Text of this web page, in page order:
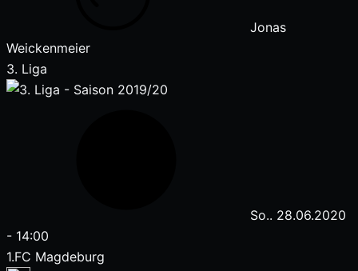
Jonas
Weickenmeier
3. Liga
So.. 28.06.2020
- 14:00
1.FC Magdeburg